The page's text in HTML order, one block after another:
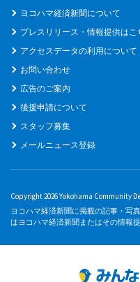
ヨコハマ経済新聞について
プレスリリース・情報提供はこ
アクセスデータの利用について
お問い合わせ
広告のご案内
後援申請について
スタッフ募集
メールニュース登録
Copyright 2026 Yokohama Community
ヨコハマ経済新聞に掲載の記事・写
はヨコハマ経済新聞またはその情報